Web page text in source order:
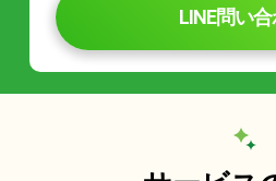
LINE問い